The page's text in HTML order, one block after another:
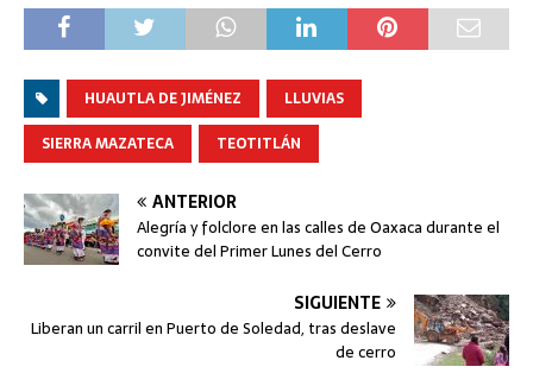
HUAUTLA DE JIMÉNEZ
LLUVIAS
SIERRA MAZATECA
TEOTITLÁN
ANTERIOR
Alegría y folclore en las calles de Oaxaca durante el
convite del Primer Lunes del Cerro
SIGUIENTE
Liberan un carril en Puerto de Soledad, tras deslave
de cerro